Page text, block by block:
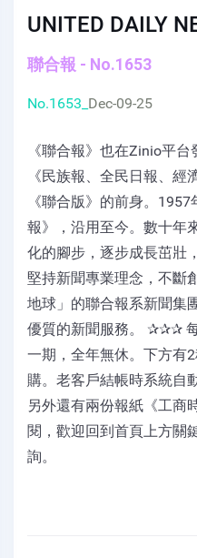
UNITED DAILY
聯合報 - No.1653
No.1653_ Dec-09-25
《聯合報》也在Zinio平
《民族報、全民日報、
《聯合版》的前身。
報》，沿用至今。數十年
化的腳步，逐步成長茁壯
堅持新聞專業理念，不斷
地球」的聯合報系新聞集
優質的新聞服務。 ✰✰✰
一期，全年無休。下方有
購。老客戶結帳時系統
另外還有兩份報紙《工商
閱，歡迎回到首頁上方關
詢。